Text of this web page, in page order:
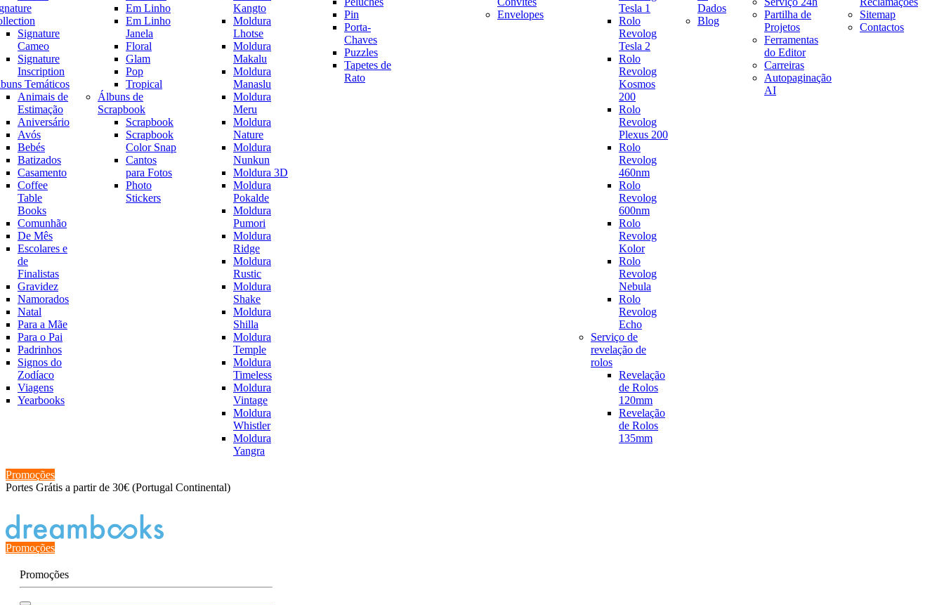
Signature
Cameo
Signature
Inscription
Temáticos
Animais de
Estimação
Aniversário
Avós
Bebés
Batizados
Casamento
Coffee
Table
Books
Comunhão
De Mês
Escolares e
de
Finalistas
Gravidez
Namorados
Natal
Para a Mãe
Para o Pai
Padrinhos
Signos do
Zodíaco
Viagens
Yearbooks
Em Linho
Em Linho
Janela
Floral
Glam
Pop
Tropical
Álbuns de
Scrapbook
Scrapbook
Scrapbook
Color Snap
Cantos
para Fotos
Photo
Stickers
Kangto
Moldura
Lhotse
Moldura
Makalu
Moldura
Manaslu
Moldura
Meru
Moldura
Nature
Moldura
Nunkun
Moldura 3D
Moldura
Pokalde
Moldura
Pumori
Moldura
Ridge
Moldura
Rustic
Moldura
Shake
Moldura
Shilla
Moldura
Temple
Moldura
Timeless
Moldura
Vintage
Moldura
Whistler
Moldura
Yangra
Pin
Porta-
Chaves
Puzzles
Tapetes de
Rato
Envelopes
Tesla 1
Rolo
Revolog
Tesla 2
Rolo
Revolog
Kosmos
200
Rolo
Revolog
Plexus 200
Rolo
Revolog
460nm
Rolo
Revolog
600nm
Rolo
Revolog
Kolor
Rolo
Revolog
Nebula
Rolo
Revolog
Echo
Serviço de
revelação de
rolos
Revelação
de Rolos
120mm
Revelação
de Rolos
135mm
Dados
Blog
Partilha de
Projetos
Ferramentas
do Editor
Carreiras
Autopaginação
AI
Sitemap
Contactos
Promoções
Portes Grátis a partir de 30€ (Portugal Continental)
Promoções
Promoções